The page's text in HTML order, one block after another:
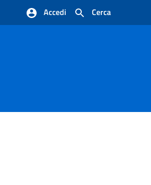
Cerca
Accedi